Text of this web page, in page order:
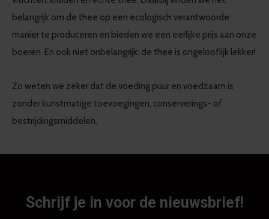
belangrijk om de thee op een ecologisch verantwoorde
manier te produceren en bieden we een eerlijke prijs aan onze
boeren. En ook niet onbelangrijk: de thee is ongelooflijk lekker!
Zo weten we zeker dat de voeding puur en voedzaam is
zonder kunstmatige toevoegingen, conserverings- of
bestrijdingsmiddelen.
Schrijf je in voor de nieuwsbrief!